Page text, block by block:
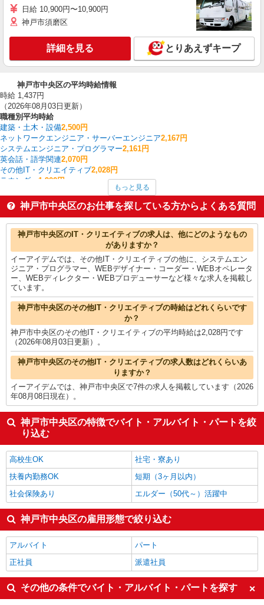
日給 10,900円〜10,900円
神戸市須磨区
詳細を見る とりあえずキープ
神戸市中央区の平均時給情報
時給 1,437円
（2026年08月03日更新）
職種別平均時給
建築・土木・設備2,500円
ネットワークエンジニア・サーバーエンジニア2,167円
システムエンジニア・プログラマー2,161円
英会話・語学関連2,070円
その他IT・クリエイティブ2,028円
ラウンダー 1,900円
1,879円
CADオペレーター・積算1,844円
法人営業1,800円
ルートセールス1,733円
神戸市中央区の他の職種の平均時給を見る
もっと見る
神戸市中央区のお仕事を探している方からよくある質問
神戸市中央区のIT・クリエイティブの求人は、他にどのようなもの
がありますか？
イーアイデムでは、その他IT・クリエイティブの他に、システムエン
ジニア・プログラマー、WEBデザイナー・コーダー・WEBオペレータ
ー、WEBディレクター・WEBプロデューサーなど様々な求人を掲載し
ています。
神戸市中央区のその他IT・クリエイティブの時給はどれくらいです
か？
神戸市中央区のその他IT・クリエイティブの平均時給は2,028円です
（2026年08月03日更新）。
神戸市中央区のその他IT・クリエイティブの求人数はどれくらいあ
りますか？
イーアイデムでは、神戸市中央区で7件の求人を掲載しています（2026
年08月08日現在）。
神戸市中央区の特徴でバイト・アルバイト・パートを絞
り込む
高校生OK
社宅・寮あり
扶養内勤務OK
短期（3ヶ月以内）
社会保険あり
エルダー（50代～）活躍中
神戸市中央区の雇用形態で絞り込む
アルバイト
パート
正社員
派遣社員
その他の条件でバイト・アルバイト・パートを探す